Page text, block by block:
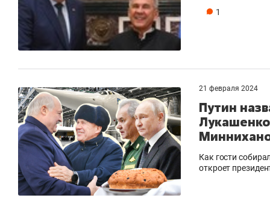
1
21 февраля 2024
Путин
Как гости
откроет